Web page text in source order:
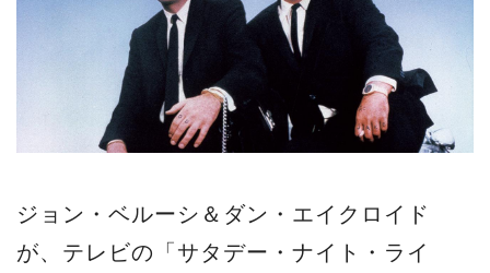
ジョン・ベルーシ＆ダン・エイクロイド
が、テレビの「サタデー・ナイト・ライ